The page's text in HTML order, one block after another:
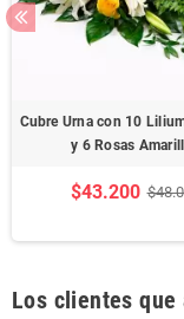
Cubre Urna con 10
y 6 Rosas
$43.200
Los clientes